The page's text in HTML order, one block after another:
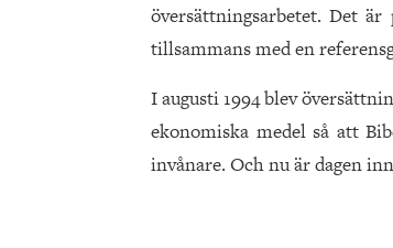
översättningsarbetet. Det
tillsammans med en
I augusti 1994 blev
ekonomiska medel så att
invånare. Och nu är dagen